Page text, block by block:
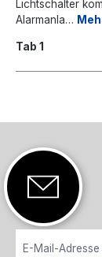
Lichtschalter
Alarmanla…
Tab 1